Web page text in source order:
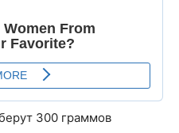
300 граммов